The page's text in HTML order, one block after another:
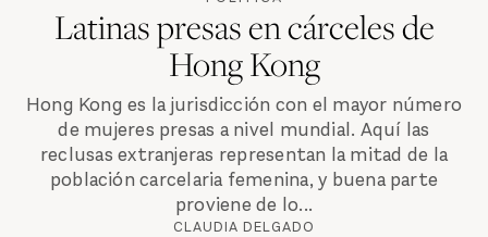
Latinas presas en cárceles de
Hong Kong
Hong Kong es la jurisdicción con el mayor número
de mujeres presas a nivel mundial. Aquí las
reclusas extranjeras representan la mitad de la
población carcelaria femenina, y buena parte
proviene de lo...
CLAUDIA DELGADO